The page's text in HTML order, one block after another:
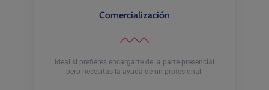
Comercialización
Ideal si prefieres encargarte de la parte presencial
pero necesitas la ayuda de un profesional.